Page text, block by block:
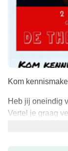
Kom
Heb jij oneindig
Vertel je graag
proefles voor